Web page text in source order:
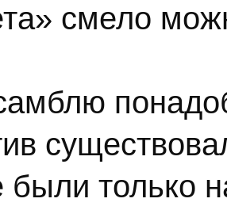
смело
были только